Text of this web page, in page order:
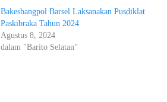
Bakesbangpol Barsel Laksanakan Pusdiklat
Paskibraka Tahun 2024
Agustus 8, 2024
dalam "Barito Selatan"